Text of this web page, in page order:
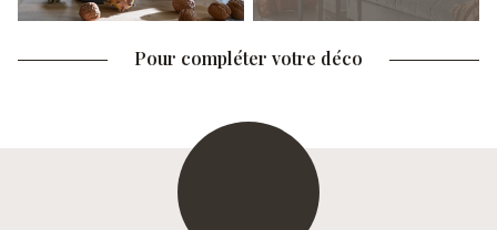
Pour compléter votre déco